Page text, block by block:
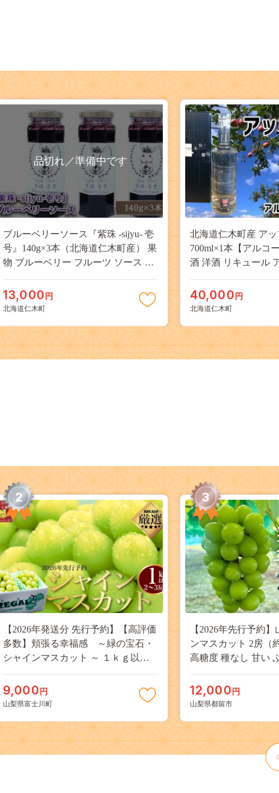
品切れ／準備中です
ブルーベリーソース『紫珠 -sijyu- 壱
号』140g×3本（北海道仁木町産） 果
物 ブルーベリー フルーツ ソース 加
ーム]
13,000 円
北海道仁木町
北海道仁木町産 ア
700ml×1本【アルコ
酒 洋酒 リキュール
40,000 円
北海道仁木町
2
【2026年発送分 先行予約】【高評価
多数】頬張る幸福感 ～緑の宝石・
シャインマスカット ～ １ｋｇ以上
物 くだもの シャイン マスカット ぶ
どう ブドウ 葡萄 大粒 種なし 先行予
九千円
9,000 円
山梨県富士川町
3
【2026年先行予約
ンマスカット 2房（
高糖度 種なし 甘い
JX003
12,000 円
山梨県都留市